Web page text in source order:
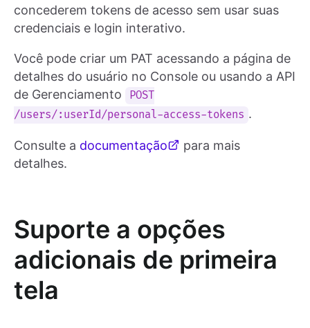
concederem tokens de acesso sem usar suas
credenciais e login interativo.
Você pode criar um PAT acessando a página de
detalhes do usuário no Console ou usando a API
de Gerenciamento
POST
/users/:userId/personal-access-tokens .
Consulte a documentação
para mais
detalhes.
Suporte a opções
adicionais de primeira
tela